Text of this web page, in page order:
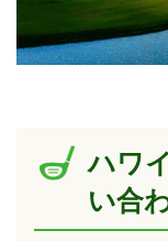
ハワ
い合